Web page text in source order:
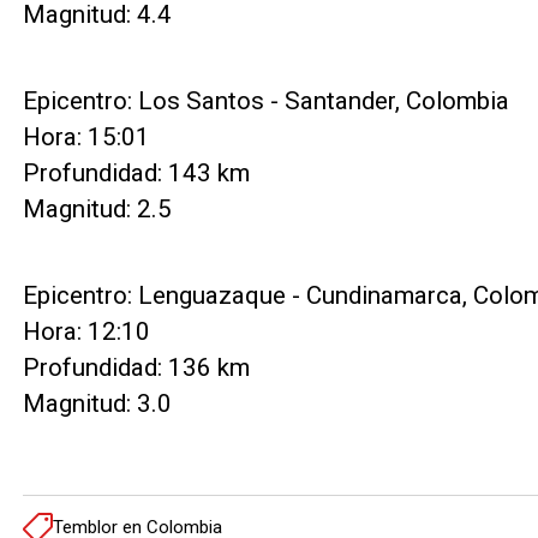
Magnitud: 4.4
Epicentro: Los Santos - Santander, Colombia
Hora: 15:01
Profundidad: 143 km
Magnitud: 2.5
Epicentro: Lenguazaque - Cundinamarca,
Hora: 12:10
Profundidad: 136 km
Magnitud: 3.0
Temblor en Colombia